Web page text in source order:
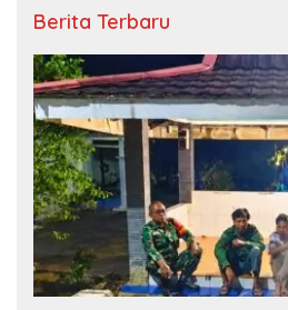
Berita Terbaru